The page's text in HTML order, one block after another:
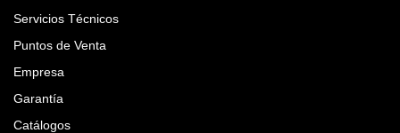
Servicios Técnicos
Puntos de Venta
Empresa
Garantía
Catálogos